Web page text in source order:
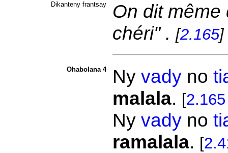
Dikanteny frantsay
On dit
chéri" . [2.165]
Ohabolana 4 Ny vadyno
malala. [2.165
Ny vadyno
ramalala. [